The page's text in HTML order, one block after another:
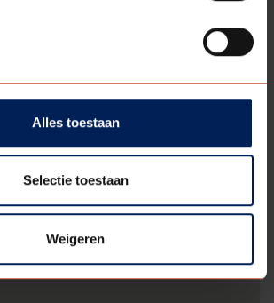
Alles toestaan
Selectie toestaan
Weigeren